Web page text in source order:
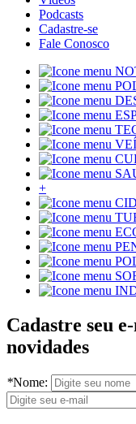
Podcasts
Cadastre-se
Fale Conosco
+
Cadastre seu
novidades
*Nome: